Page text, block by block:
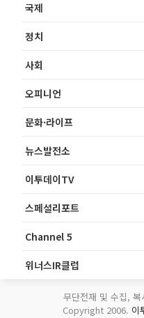
국제
정치
사회
오피니언
문화·라이프
뉴스발전소
이투데이TV
스페셜리포트
Channel 5
위너스IR클럽
무단전재 및 수집,
Copyright 2006. 이